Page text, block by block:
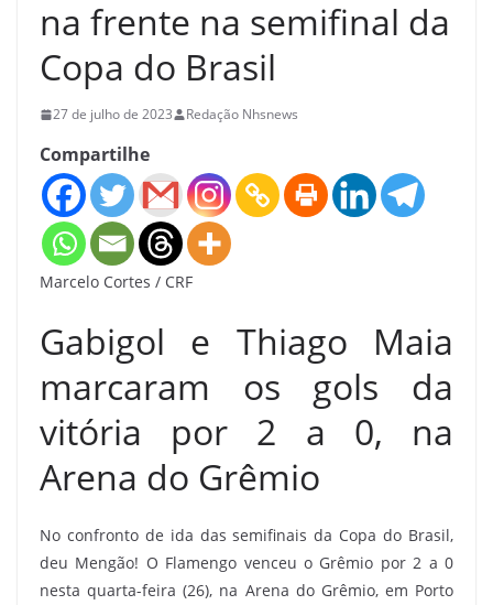
na frente na semifinal da
Copa do Brasil
27 de julho de 2023 Redação Nhsnews
Compartilhe
Marcelo Cortes / CRF
Gabigol e Thiago Maia
marcaram os gols da
vitória por 2 a 0, na
Arena do Grêmio
No confronto de ida das semifinais da Copa do Brasil,
deu Mengão! O Flamengo venceu o Grêmio por 2 a 0
nesta quarta-feira (26), na Arena do Grêmio, em Porto